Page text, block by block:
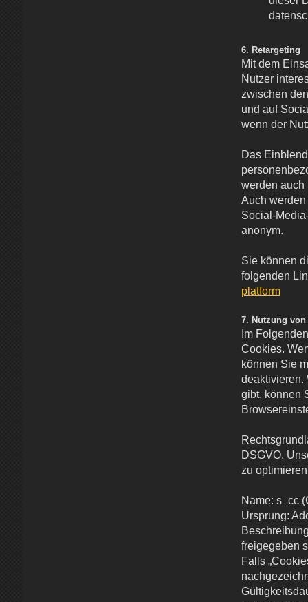
6. Retargeting
Mit dem
Nutzer
zwischen
und auf
wenn der
Das
werden auch
Auch
Social-
anonym.
Sie können
folgenden
platform
7. Nutzung
Im
Cookies.
können Sie
deaktivieren.
gibt, können
DSGVO.
zu
Name: s_cc
Ursprung:
freigegeben
Falls